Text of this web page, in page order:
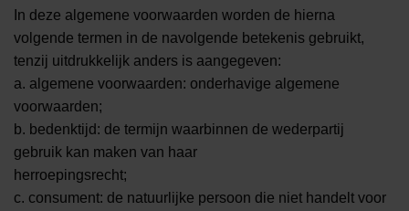
In deze algemene voorwaarden worden de hierna
volgende termen in de navolgende betekenis gebruikt,
tenzij uitdrukkelijk anders is aangegeven:
a. algemene voorwaarden: onderhavige algemene
voorwaarden;
b. bedenktijd: de termijn waarbinnen de wederpartij
gebruik kan maken van haar
herroepingsrecht;
c. consument: de natuurlijke persoon die niet handelt voor